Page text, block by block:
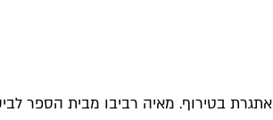
בטירוף. מאיה רביבו מבית הספר